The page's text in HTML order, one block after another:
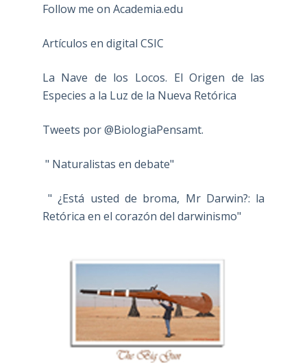
Follow me on Academia.edu
Artículos en digital CSIC
La Nave de los Locos. El Origen de las
Especies a la Luz de la Nueva Retórica
Tweets por @BiologiaPensamt.
" Naturalistas en debate"
" ¿Está usted de broma, Mr Darwin?: la
Retórica en el corazón del darwinismo"